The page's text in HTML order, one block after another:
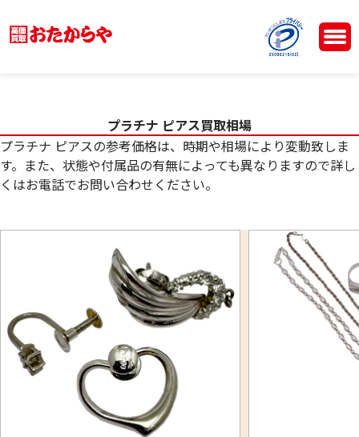
プラチナ ピアス買取相場
プラチナ ピアスの参考価格は、時期や相場により変動致しま
す。また、状態や付属品の有無によっても異なりますので詳し
くはお電話でお問い合わせください。